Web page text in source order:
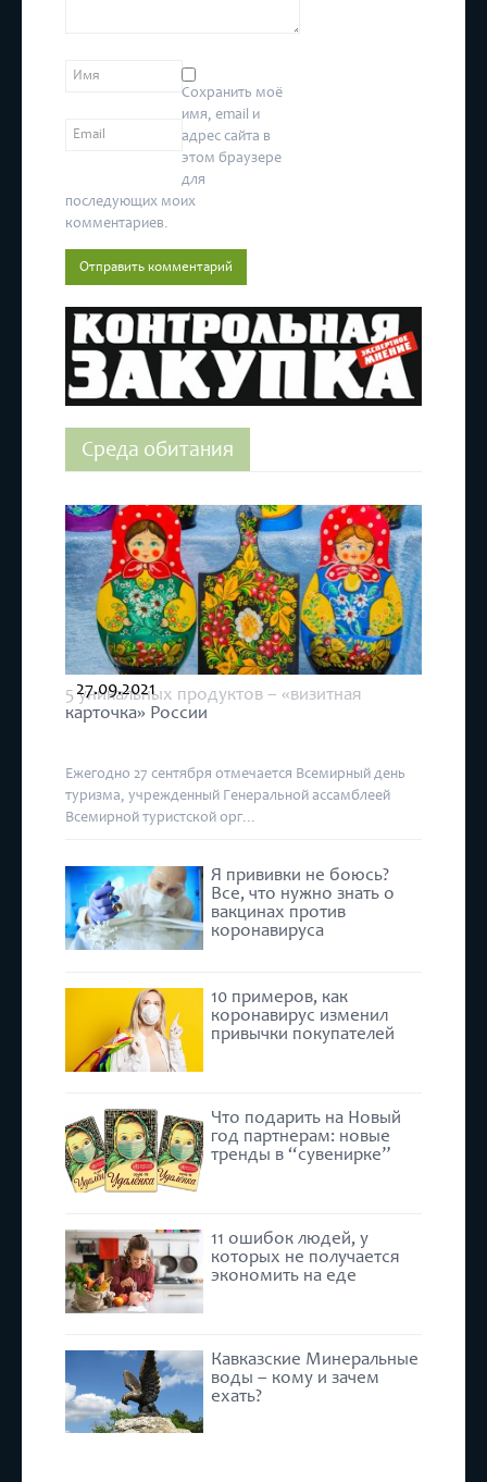
Сохранить моё
имя, email и
адрес сайта в
этом браузере
для
последующих моих
комментариев.
Среда обитания
5 уникальных продуктов – «визитная
карточка» России
27.09.2021
Ежегодно 27 сентября отмечается Всемирный день
туризма, учрежденный Генеральной ассамблеей
Всемирной туристской орг...
Я прививки не боюсь?
Все, что нужно знать о
вакцинах против
коронавируса
10 примеров, как
коронавирус изменил
привычки покупателей
Что подарить на Новый
год партнерам: новые
тренды в “сувенирке”
11 ошибок людей, у
которых не получается
экономить на еде
Кавказские Минеральные
воды – кому и зачем
ехать?